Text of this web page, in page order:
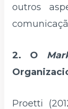
outros
2. O
Proetti